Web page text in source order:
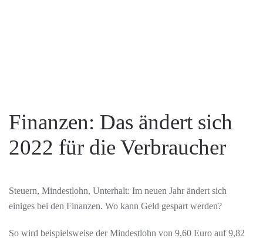
Finanzen: Das ändert sich
2022 für die Verbraucher
Steuern, Mindestlohn, Unterhalt: Im neuen Jahr ändert sich
einiges bei den Finanzen. Wo kann Geld gespart werden?
So wird beispielsweise der Mindestlohn von 9,60 Euro auf 9,82